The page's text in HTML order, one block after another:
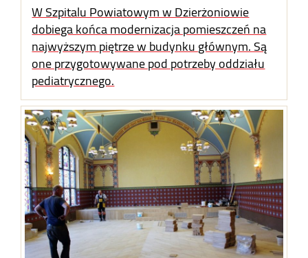
W Szpitalu Powiatowym w Dzierżoniowie
dobiega końca modernizacja pomieszczeń na
najwyższym piętrze w budynku głównym. Są
one przygotowywane pod potrzeby oddziału
pediatrycznego.